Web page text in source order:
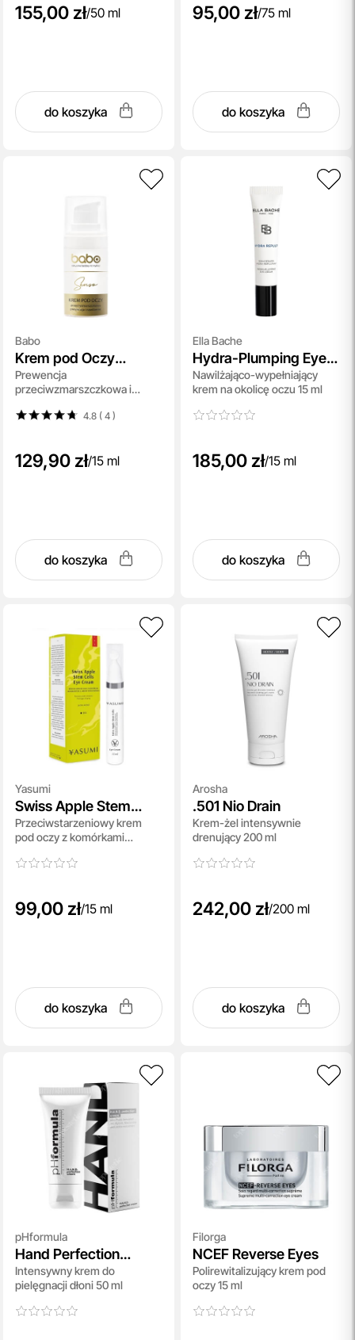
155,00 zł/50 ml
do koszyka
95,00 zł/75 ml
do koszyka
Babo
Krem pod Oczy
Przeciwzmarszczkowy
Prewencja
przeciwzmarszczkowa i
4.8 ( 4)
129,90 zł/15 ml
do koszyka
Ella Bache
Hydra-Plumping Eye
Cream
Nawilżająco-wypełniający
krem na okolicę oczu 15 ml
185,00 zł/15 ml
do koszyka
Yasumi
Swiss Apple Stem
Cells Eye Cream
Przeciwstarzeniowy krem
pod oczy z komórkami
99,00 zł/15 ml
do koszyka
Arosha
.501 Nio Drain
Krem-żel intensywnie
drenujący 200 ml
242,00 zł/200 ml
do koszyka
pHformula
Hand Perfection
Cream
Intensywny krem do
pielęgnacji dłoni 50 ml
Filorga
NCEF Reverse Eyes
Polirewitalizujący krem pod
oczy 15 ml